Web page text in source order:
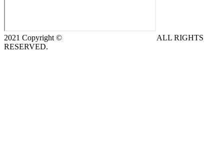
2021 Copyright ©
ALL RIGHTS
RESERVED.